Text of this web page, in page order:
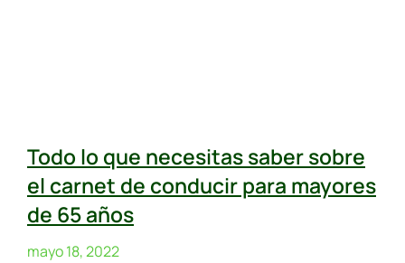
Todo lo que necesitas saber sobre
el carnet de conducir para mayores
de 65 años
mayo 18, 2022